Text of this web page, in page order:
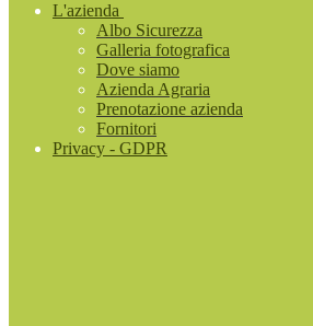
L'azienda
Albo Sicurezza
Galleria fotografica
Dove siamo
Azienda Agraria
Prenotazione azienda
Fornitori
Privacy - GDPR